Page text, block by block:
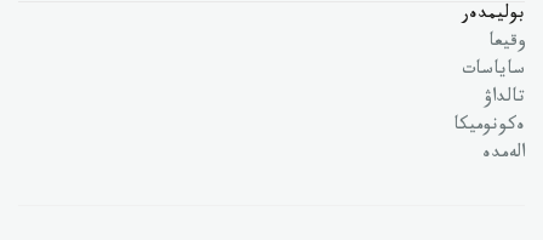
بوليمدەر
وقيعا
ساياسات
تالداۋ
ەكونوميكا
الەمدە